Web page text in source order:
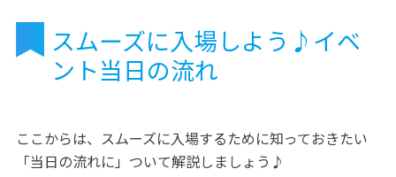
スムーズに入場しよう♪イベ
ント当日の流れ
ここからは、スムーズに入場するために知っておきたい
「当日の流れに」ついて解説しましょう♪